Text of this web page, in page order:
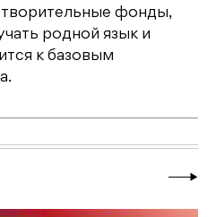
фонды,
родной язык и
к базовым